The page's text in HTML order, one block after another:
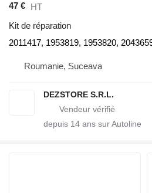
47 € HT
Kit de réparation
2011417, 1953819, 1953820,
Roumanie, Suceava
DEZSTORE S.R.L.
depuis 14 ans sur Autoline